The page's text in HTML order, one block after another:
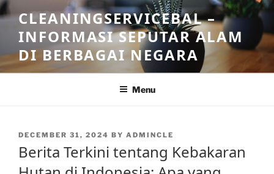
Skip
to
content
CLEANINGSERVICEBAL –
INFORMASI SEPUTAR ALAM
DI BERBAGAI NEGARA
Menu
POSTED
DECEMBER 31, 2024 BY ADMINCLE
Berita Terkini tentang Kebakaran